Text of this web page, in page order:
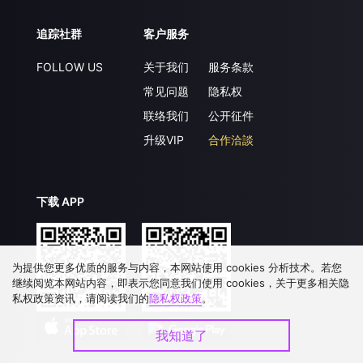
追踪社群
FOLLOW US
客户服务
关于我们
常见问题
联络我们
升级VIP
服务条款
隐私权
公开征件
合作洽談
下载 APP
为提供您更多优质的服务与内容，本网站使用 cookies 分析技术。若您
继续阅览本网站内容，即表示您同意我们使用 cookies，关于更多相关隐
私权政策资讯，请阅读我们的隐私权政策。
我知道了